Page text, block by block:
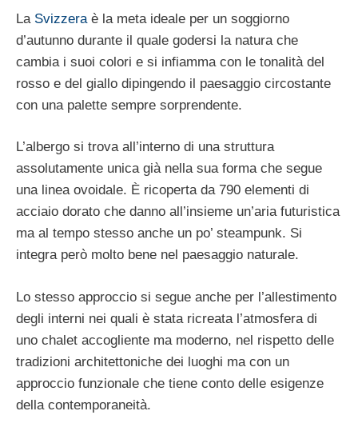
La Svizzeraè la meta ideale per un soggiorno
d’autunno durante il quale godersi la natura che
cambia i suoi colori e si infiamma con le tonalità del
rosso e del giallo dipingendo il paesaggio circostante
con una palette sempre sorprendente.
L’albergo si trova all’interno di una struttura
assolutamente unica già nella sua forma che segue
una linea ovoidale. È ricoperta da 790 elementi di
acciaio dorato che danno all’insieme un’aria futuristica
ma al tempo stesso anche un po’ steampunk. Si
integra però molto bene nel paesaggio naturale.
Lo stesso approccio si segue anche per l’allestimento
degli interni nei quali è stata ricreata l’atmosfera di
uno chalet accogliente ma moderno, nel rispetto delle
tradizioni architettoniche dei luoghi ma con un
approccio funzionale che tiene conto delle esigenze
della contemporaneità.